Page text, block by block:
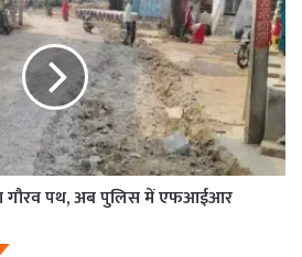
गौरव पथ, अब पुलिस में एफआईआर